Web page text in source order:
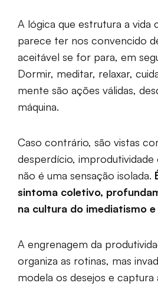
A lógica que estrutura a vida
parece ter nos convencido
aceitável se for para, em
Dormir, meditar, relaxar,
mente são ações válidas,
máquina.
Caso contrário, são vistas
desperdício, improdutividade
não é uma sensação isolada.
sintoma coletivo,
na cultura do imediatismo
A engrenagem da
organiza as rotinas, mas
modela os desejos e captura